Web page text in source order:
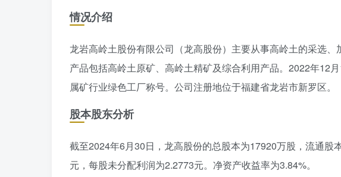
情况介绍
龙岩高岭土股份有限公司（龙高股份）主要从事高岭土的采选
产品包括高岭土原矿、高岭土精矿及综合利用产品。2022年12
属矿行业绿色工厂称号。公司注册地位于福建省龙岩市新罗区。
股本股东分析
截至2024年6月30日，龙高股份的总股本为17920万股，流通股
元，每股未分配利润为2.2773元。净资产收益率为3.84%。